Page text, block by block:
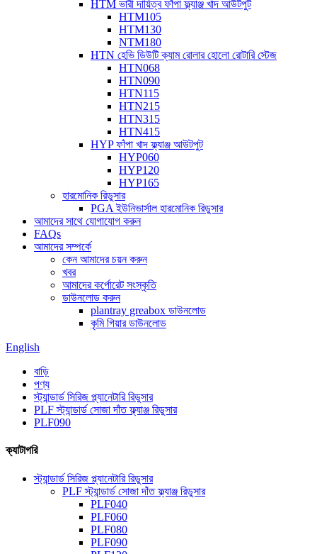
HTM ভারী দায়িত্ব ফাঁপা ফ্ল্যাঞ্জ খাদ আউটপুট
HTM105
HTM130
NTM180
HTN হেভি ডিউটি ​​ক্যাম রোলার হোলো রোটারি স্টেজ
HTN068
HTN090
HTN115
HTN215
HTN315
HTN415
HYP ফাঁপা খাদ ফ্ল্যাঞ্জ আউটপুট
HYP060
HYP120
HYP165
হারমোনিক রিডুসার
PGA ইউনিভার্সাল হারমোনিক রিডুসার
আমাদের সাথে যোগাযোগ করুন
FAQs
আমাদের সম্পর্কে
কেন আমাদের চয়ন করুন
খবর
আমাদের কর্পোরেট সংস্কৃতি
ডাউনলোড করুন
plantray greabox ডাউনলোড
কৃমি গিয়ার ডাউনলোড
English
বাড়ি
পণ্য
স্ট্যান্ডার্ড সিরিজ প্ল্যানেটারি রিডুসার
PLF স্ট্যান্ডার্ড সোজা দাঁত ফ্ল্যাঞ্জ রিডুসার
PLF090
ক্যাটাগরি
স্ট্যান্ডার্ড সিরিজ প্ল্যানেটারি রিডুসার
PLF স্ট্যান্ডার্ড সোজা দাঁত ফ্ল্যাঞ্জ রিডুসার
PLF040
PLF060
PLF080
PLF090